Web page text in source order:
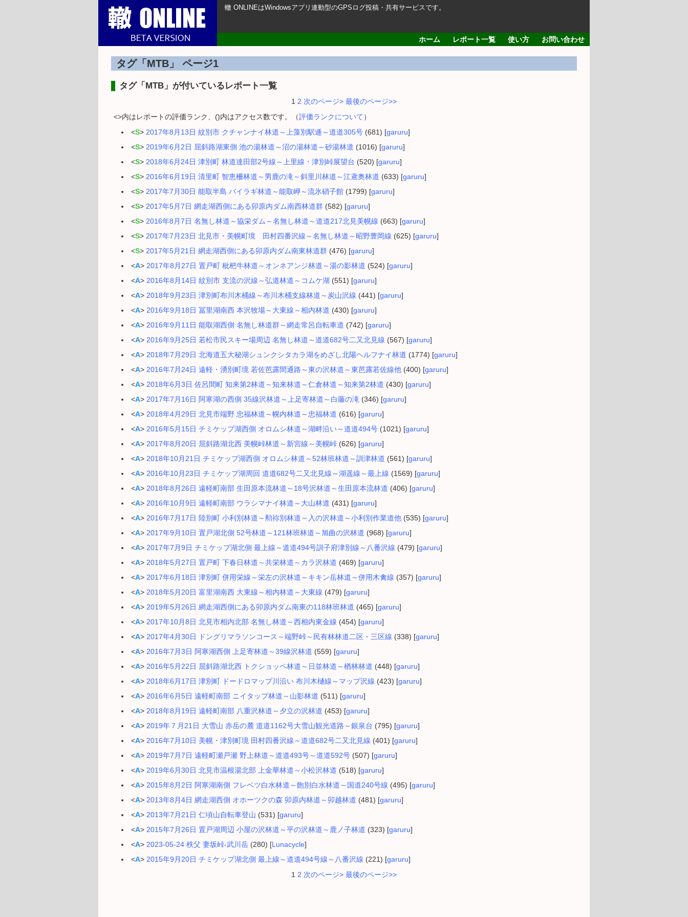
轍 ONLINEはWindowsアプリ連動型のGPSログ投稿・共有サービスです。
ホーム レポート一覧 使い方 お問い合わせ
タグ「MTB」 ページ1
タグ「MTB」が付いているレポート一覧
1 2 次のページ> 最後のページ>>
<>内はレポートの評価ランク、()内はアクセス数です。（評価ランクについて）
<S> 2017年8月13日 紋別市 クチャンナイ林道～上藻別駅逓～道道305号 (681) [garuru]
<S> 2019年6月2日 屈斜路湖東側 池の湯林道～沼の湯林道～砂湯林道 (1016) [garuru]
<S> 2018年6月24日 津別町 林道達田部2号線～上里線・津別峠展望台 (520) [garuru]
<S> 2016年6月19日 清里町 智恵柵林道～男鹿の滝～斜里川林道～江鳶奥林道 (633) [garuru]
<S> 2017年7月30日 能取半島 バイラギ林道～能取岬～流氷硝子館 (1799) [garuru]
<S> 2017年5月7日 網走湖西側にある卯原内ダム南西林道群 (582) [garuru]
<S> 2016年8月7日 名無し林道～協栄ダム～名無し林道～道道217北見美幌線 (663) [garuru]
<S> 2017年7月23日 北見市・美幌町境 田村四番沢線～名無し林道～昭野豊岡線 (625) [garuru]
<S> 2017年5月21日 網走湖西側にある卯原内ダム南東林道群 (476) [garuru]
<A> 2017年8月27日 置戸町 枇杷牛林道～オンネアンジ林道～湯の影林道 (524) [garuru]
<A> 2016年8月14日 紋別市 支流の沢線～弘道林道～コムケ湖 (551) [garuru]
<A> 2018年9月23日 津別町布川木桶線～布川木桶支線林道～炭山沢線 (441) [garuru]
<A> 2016年9月18日 冨里湖南西 本沢牧場～大東線～相内林道 (430) [garuru]
<A> 2016年9月11日 能取湖西側 名無し林道群～網走常呂自転車道 (742) [garuru]
<A> 2016年9月25日 若松市民スキー場周辺 名無し林道～道道682号二又北見線 (567) [garuru]
<A> 2018年7月29日 北海道五大秘湖シュンクシタカラ湖をめざし北陽ヘルフナイ林道 (1774) [garuru]
<A> 2016年7月24日 遠軽・湧別町境 若佐芭露間通路～東の沢林道～東芭露若佐線他 (400) [garuru]
<A> 2018年6月3日 佐呂間町 知来第2林道～知来林道～仁倉林道～知来第2林道 (430) [garuru]
<A> 2017年7月16日 阿寒湖の西側 35線沢林道～上足寄林道～白藤の滝 (346) [garuru]
<A> 2018年4月29日 北見市端野 忠福林道～幌内林道～忠福林道 (616) [garuru]
<A> 2016年5月15日 チミケップ湖西側 オロムシ林道～湖畔沿い～道道494号 (1021) [garuru]
<A> 2017年8月20日 屈斜路湖北西 美幌峠林道～新宮線～美幌峠 (626) [garuru]
<A> 2018年10月21日 チミケップ湖西側 オロムシ林道～52林班林道～訓津林道 (561) [garuru]
<A> 2016年10月23日 チミケップ湖周回 道道682号二又北見線～湖遥線～最上線 (1569) [garuru]
<A> 2018年8月26日 遠軽町南部 生田原本流林道～18号沢林道～生田原本流林道 (406) [garuru]
<A> 2016年10月9日 遠軽町南部 ウラシマナイ林道～大山林道 (431) [garuru]
<A> 2016年7月17日 陸別町 小利別林道～勲祢別林道～入の沢林道～小利別作業道他 (535) [garuru]
<A> 2017年9月10日 置戸湖北側 52号林道～121林班林道～旭曲の沢林道 (968) [garuru]
<A> 2017年7月9日 チミケップ湖北側 最上線～道道494号訓子府津別線～八番沢線 (479) [garuru]
<A> 2018年5月27日 置戸町 下春日林道～共栄林道～カラ沢林道 (469) [garuru]
<A> 2017年6月18日 津別町 併用栄線～栄左の沢林道～キキン岳林道～併用木禽線 (357) [garuru]
<A> 2018年5月20日 富里湖南西 大東線～相内林道～大東線 (479) [garuru]
<A> 2019年5月26日 網走湖西側にある卯原内ダム南東の118林班林道 (465) [garuru]
<A> 2017年10月8日 北見市相内北部 名無し林道～西相内東金線 (454) [garuru]
<A> 2017年4月30日 ドングリマラソンコース～端野峠～民有林林道二区・三区線 (338) [garuru]
<A> 2016年7月3日 阿寒湖西側 上足寄林道～39線沢林道 (559) [garuru]
<A> 2016年5月22日 屈斜路湖北西 トクショッペ林道～日並林道～楢林林道 (448) [garuru]
<A> 2018年6月17日 津別町 ドードロマップ川沿い 布川木樋線～マップ沢線 (423) [garuru]
<A> 2016年6月5日 遠軽町南部 ニイタップ林道～山影林道 (511) [garuru]
<A> 2018年8月19日 遠軽町南部 八重沢林道～夕立の沢林道 (453) [garuru]
<A> 2019年７月21日 大雪山 赤岳の麓 道道1162号大雪山観光道路～銀泉台 (795) [garuru]
<A> 2016年7月10日 美幌・津別町境 田村四番沢線～道道682号二又北見線 (401) [garuru]
<A> 2019年7月7日 遠軽町瀬戸瀬 野上林道～道道493号～道道592号 (507) [garuru]
<A> 2019年6月30日 北見市温根湯北部 上金華林道～小松沢林道 (518) [garuru]
<A> 2015年8月2日 阿寒湖南側 フレベツ白水林道～飽別白水林道～国道240号線 (495) [garuru]
<A> 2013年8月4日 網走湖西側 オホーツクの森 卯原内林道～卯越林道 (481) [garuru]
<A> 2013年7月21日 仁頃山自転車登山 (531) [garuru]
<A> 2015年7月26日 置戸湖周辺 小屋の沢林道～平の沢林道～鹿ノ子林道 (323) [garuru]
<A> 2023-05-24 秩父 妻坂峠-武川岳 (280) [Lunacycle]
<A> 2015年9月20日 チミケップ湖北側 最上線～道道494号線～八番沢線 (221) [garuru]
1 2 次のページ> 最後のページ>>